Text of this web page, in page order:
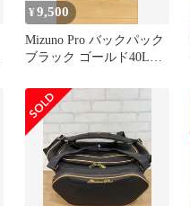
¥9,500
Mizuno Pro バックパック
ブラック ゴールド40L